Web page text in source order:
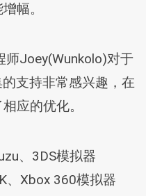
幅。
师Joey(Wunkolo)对于
支持非常感兴趣，在
应的优化。
、3DS模拟器
、Xbox 360模拟器